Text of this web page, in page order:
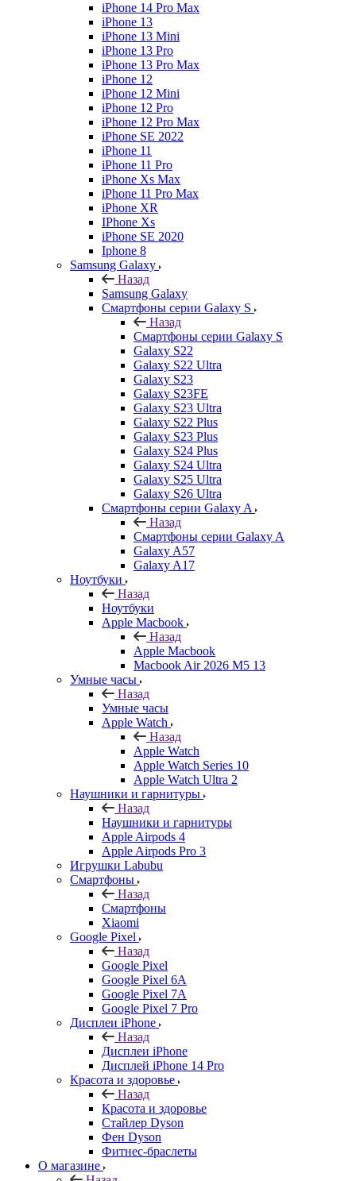
iPhone 14 Pro Max
iPhone 13
iPhone 13 Mini
iPhone 13 Pro
iPhone 13 Pro Max
iPhone 12
iPhone 12 Mini
iPhone 12 Pro
iPhone 12 Pro Max
iPhone SE 2022
iPhone 11
iPhone 11 Pro
iPhone Xs Max
iPhone 11 Pro Max
iPhone XR
IPhone Xs
iPhone SE 2020
Iphone 8
Samsung Galaxy
Назад
Samsung Galaxy
Смартфоны серии Galaxy S
Назад
Смартфоны серии Galaxy S
Galaxy S22
Galaxy S22 Ultra
Galaxy S23
Galaxy S23FE
Galaxy S23 Ultra
Galaxy S22 Plus
Galaxy S23 Plus
Galaxy S24 Plus
Galaxy S24 Ultra
Galaxy S25 Ultra
Galaxy S26 Ultra
Смартфоны серии Galaxy A
Назад
Смартфоны серии Galaxy A
Galaxy A57
Galaxy A17
Ноутбуки
Назад
Ноутбуки
Apple Macbook
Назад
Apple Macbook
Macbook Air 2026 M5 13
Умные часы
Назад
Умные часы
Apple Watch
Назад
Apple Watch
Apple Watch Series 10
Apple Watch Ultra 2
Наушники и гарнитуры
Назад
Наушники и гарнитуры
Apple Airpods 4
Apple Airpods Pro 3
Игрушки Labubu
Смартфоны
Назад
Смартфоны
Xiaomi
Google Pixel
Назад
Google Pixel
Google Pixel 6A
Google Pixel 7А
Google Pixel 7 Pro
Дисплеи iPhone
Назад
Дисплеи iPhone
Дисплей iPhone 14 Pro
Красота и здоровье
Назад
Красота и здоровье
Стайлер Dyson
Фен Dyson
Фитнес-браслеты
О магазине